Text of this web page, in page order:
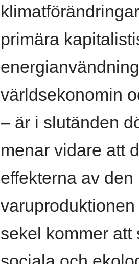
primära
världsekonomin
– är i slutänden
menar vidare att
effekterna av
sekel kommer att